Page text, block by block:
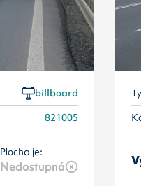
billboard
821005
Plocha je:
Nedostupná